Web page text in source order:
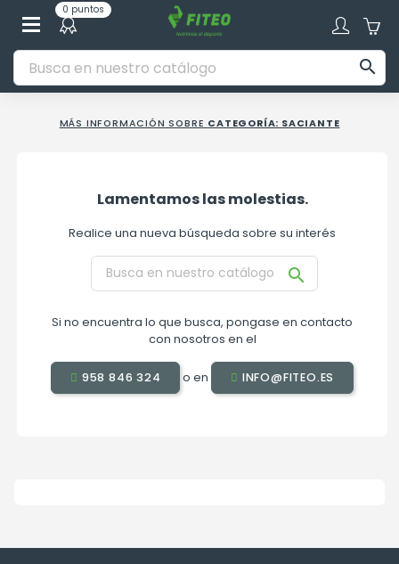
0 puntos

MÁS INFORMACIÓN SOBRE CATEGORÍA: SACIANTE
Lamentamos las molestias.
Realice una nueva búsqueda sobre su interés

Si no encuentra lo que busca, pongase en contacto
con nosotros en el
958 846 324 o en INFO@FITEO.ES